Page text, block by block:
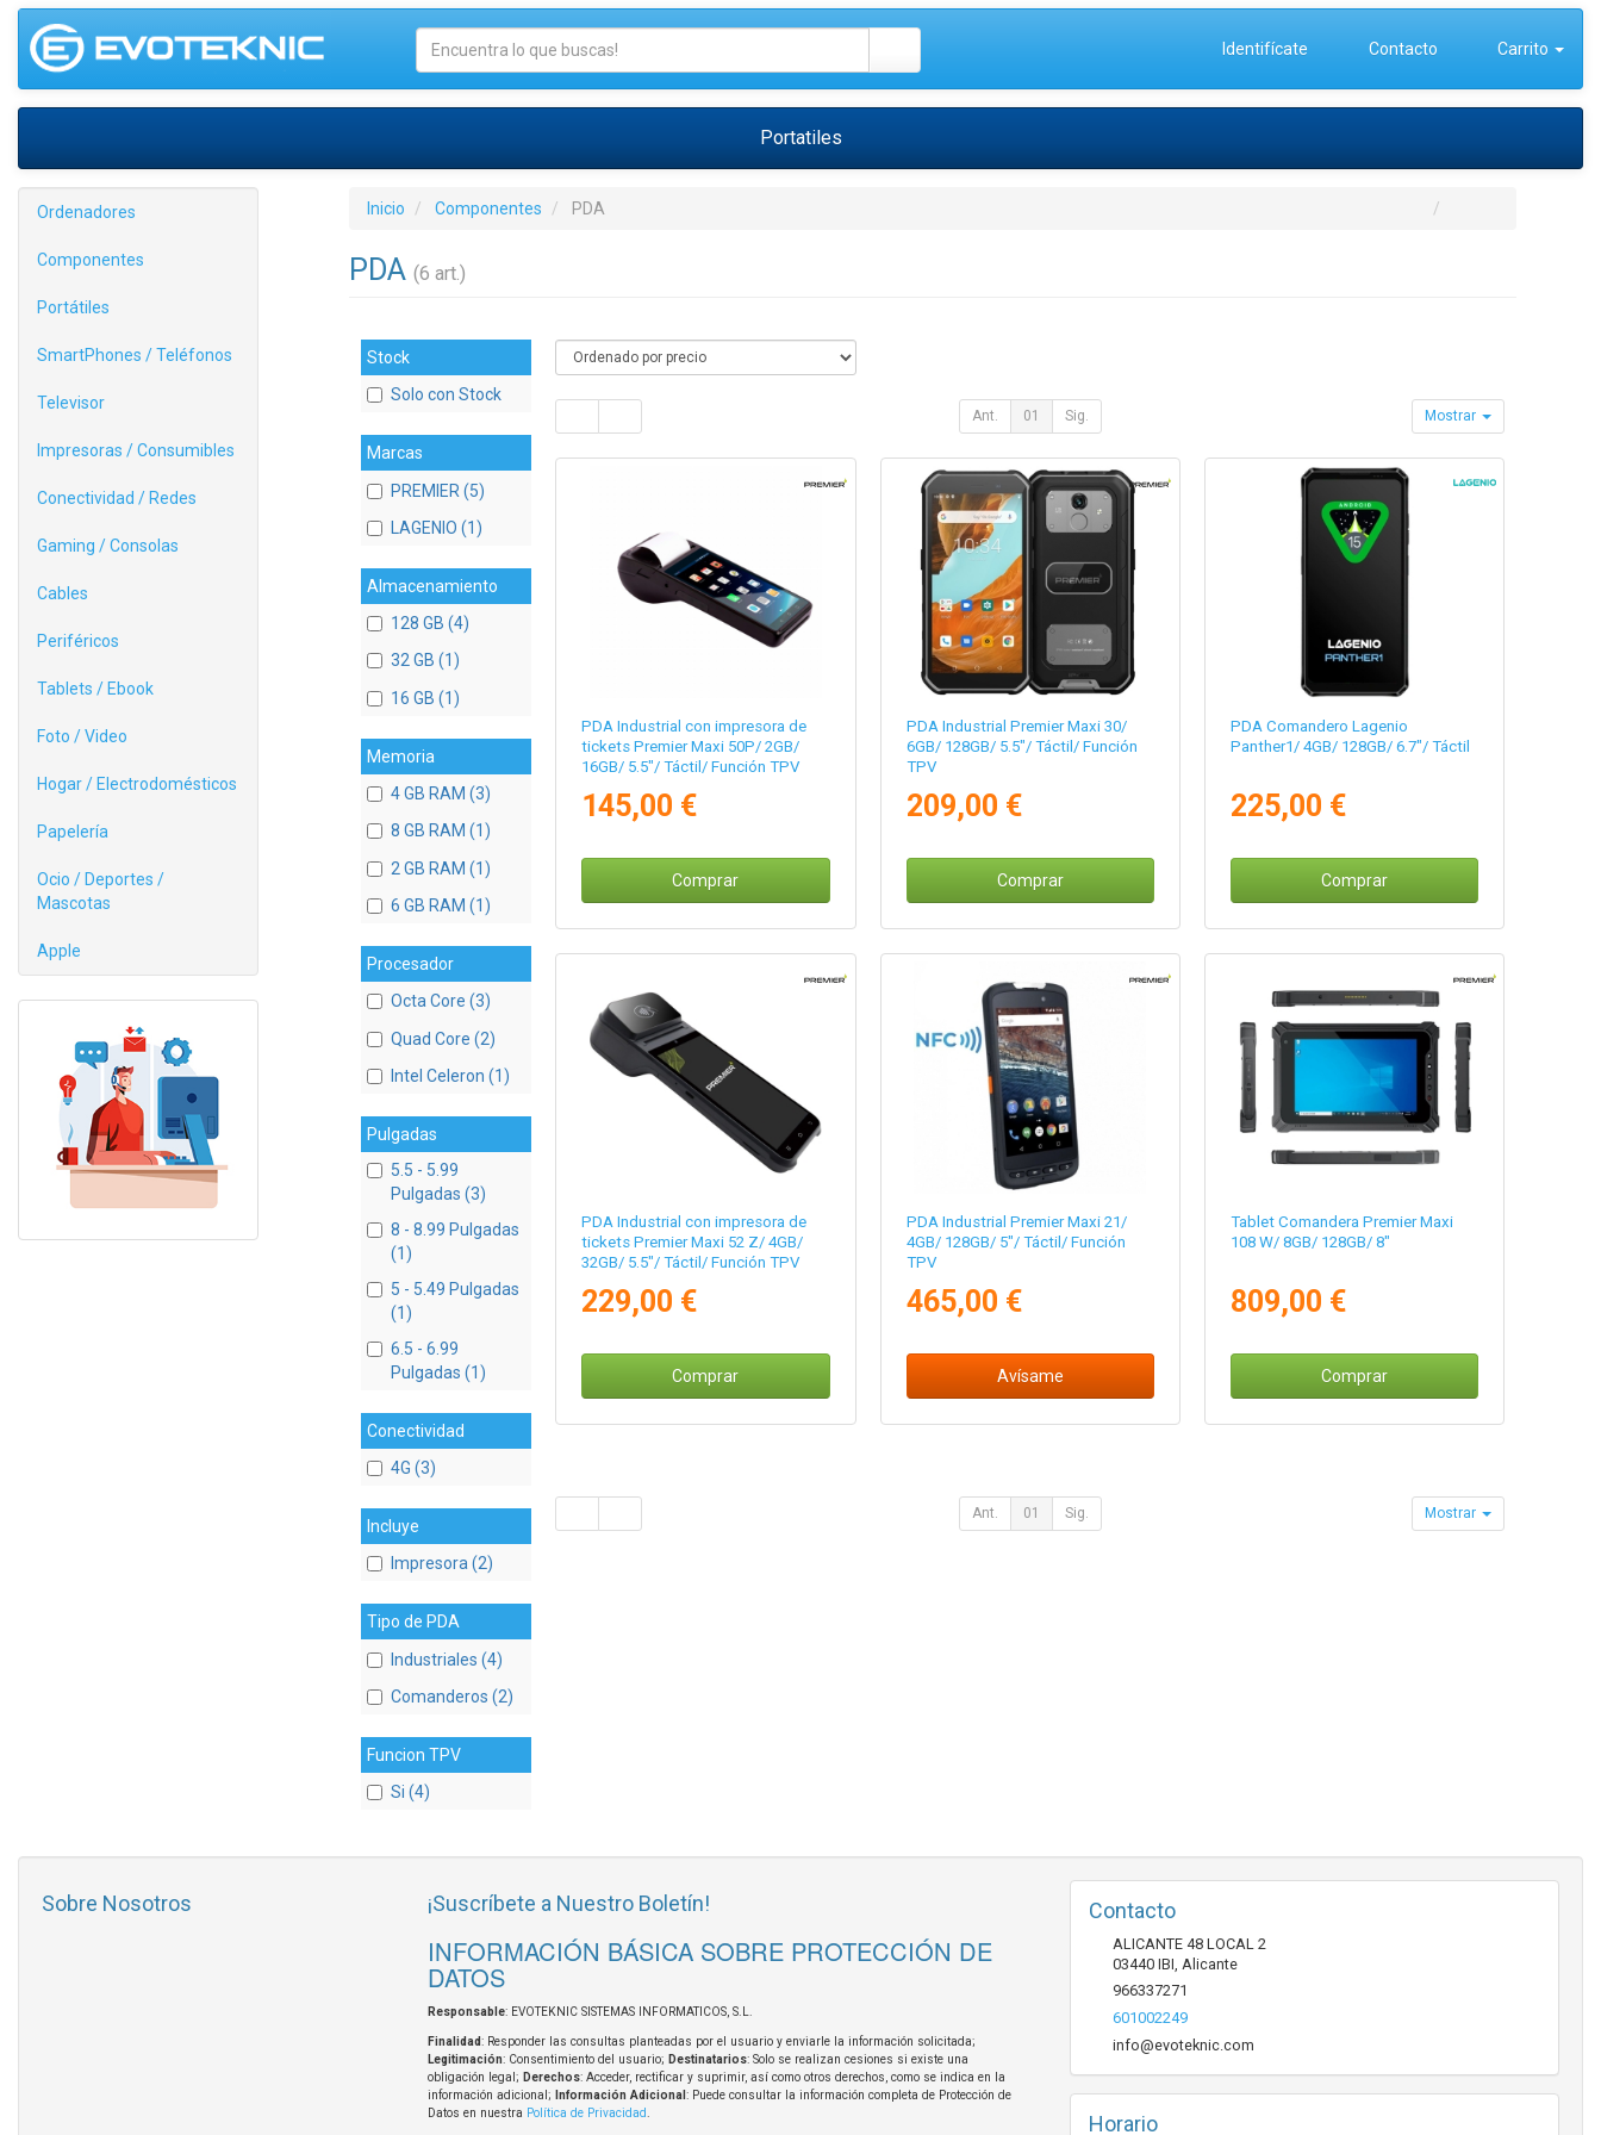
Identifícate Contacto Carrito
Portatiles
Ordenadores
Componentes
Portátiles
SmartPhones / Teléfonos
Televisor
Impresoras / Consumibles
Conectividad / Redes
Gaming / Consolas
Cables
Periféricos
Tablets / Ebook
Foto / Video
Hogar / Electrodomésticos
Papelería
Ocio / Deportes /
Mascotas
Apple
Inicio Componentes PDA
PDA (6 art.)
Stock
Solo con Stock
Marcas
PREMIER (5)
LAGENIO (1)
Almacenamiento
128 GB (4)
32 GB (1)
16 GB (1)
Memoria
4 GB RAM (3)
8 GB RAM (1)
2 GB RAM (1)
6 GB RAM (1)
Procesador
Octa Core (3)
Quad Core (2)
Intel Celeron (1)
Pulgadas
5.5 - 5.99
Pulgadas (3)
8 - 8.99 Pulgadas
(1)
5 - 5.49 Pulgadas
(1)
6.5 - 6.99
Pulgadas (1)
Conectividad
4G (3)
Incluye
Impresora (2)
Tipo de PDA
Industriales (4)
Comanderos (2)
Funcion TPV
Si (4)
Ant. 01 Sig. Mostrar
PDA Industrial con impresora de
tickets Premier Maxi 50P/ 2GB/
16GB/ 5.5"/ Táctil/ Función TPV
145,00 €
Comprar
PDA Industrial Premier Maxi 30/
6GB/ 128GB/ 5.5"/ Táctil/ Función
TPV
209,00 €
Comprar
PDA Comandero Lagenio
Panther1/ 4GB/ 128GB/ 6.7"/ Táctil
225,00 €
Comprar
PDA Industrial con impresora de
tickets Premier Maxi 52 Z/ 4GB/
32GB/ 5.5"/ Táctil/ Función TPV
229,00 €
Comprar
PDA Industrial Premier Maxi 21/
4GB/ 128GB/ 5"/ Táctil/ Función
TPV
465,00 €
Avísame
Tablet Comandera Premier Maxi
108 W/ 8GB/ 128GB/ 8"
809,00 €
Comprar
Ant. 01 Sig. Mostrar
Sobre Nosotros ¡Suscríbete a Nuestro Boletín!
INFORMACIÓN BÁSICA SOBRE PROTECCIÓN DE
DATOS
Responsable: EVOTEKNIC SISTEMAS INFORMATICOS, S.L.
Finalidad: Responder las consultas planteadas por el usuario y enviarle la información solicitada;
Legitimación: Consentimiento del usuario; Destinatarios: Solo se realizan cesiones si existe una
obligación legal; Derechos: Acceder, rectificar y suprimir, así como otros derechos, como se indica en la
información adicional;
Información Adicional : Puede consultar la información completa de Protección de
Datos en nuestra Política de Privacidad.
Contacto
ALICANTE 48 LOCAL 2
03440 IBI, Alicante
966337271
601002249
info@evoteknic.com
Horario